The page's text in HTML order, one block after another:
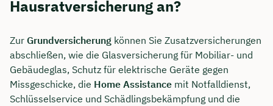
Hausratversicherung an?
Zur Grundversicherung können Sie Zusatzversicherungen
abschließen, wie die Glasversicherung für Mobiliar- und
Gebäudeglas, Schutz für elektrische Geräte gegen
Missgeschicke, die Home Assistance mit Notfalldienst,
Schlüsselservice und Schädlingsbekämpfung und die